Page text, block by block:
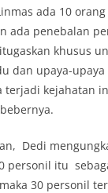
ada 10
ada penebalan
khusus
dan upaya-
terjadi kejahatan
Dedi
personil itu
30 personil